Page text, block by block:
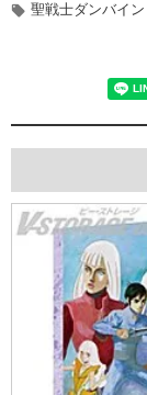
聖戦士ダンバイン